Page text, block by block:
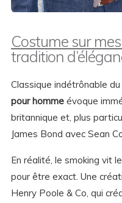
Costume sur
tradition
Classique indétrônable
pour homme évoque
britannique et, plus
James Bond avec Sean
En réalité, le smoking vit
pour être exact. Une
Henry Poole & Co, qui